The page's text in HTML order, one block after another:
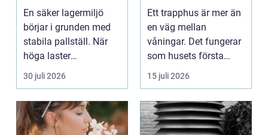
effektivt lager
En säker lagermiljö
börjar i grunden med
stabila pallställ. När
höga laster
kombineras med
trucktraf...
30 juli 2026
rena och hållbara
trapphus
Ett trapphus är mer än
en väg mellan
våningar. Det fungerar
som husets första
intryck, mötesplats
oc...
15 juli 2026